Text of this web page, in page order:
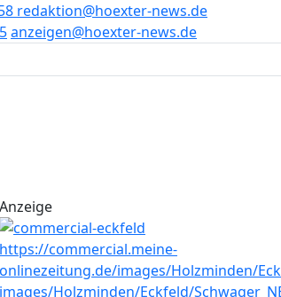
redaktion@hoexter-news.de
anzeigen@hoexter-news.de
Anzeige